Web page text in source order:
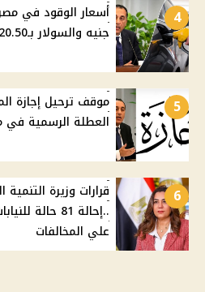
4
جنيه والسولار بـ20.50 جنيه
5
العطلة الرسمية في
6
..إحالة 81
علي المخالفات